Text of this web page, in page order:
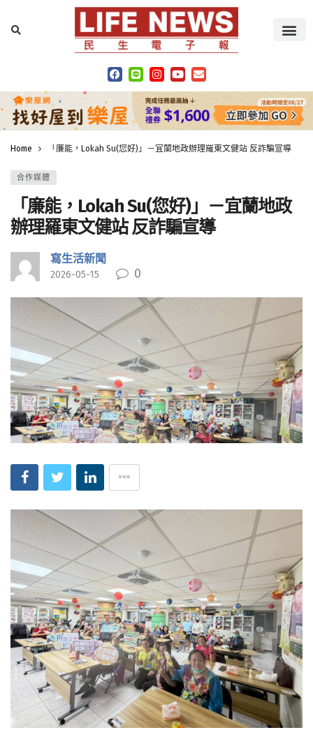
Home 「廉能，Lokah Su(您好)」－宜蘭地政辦理羅東文健站 反詐騙宣導
合作媒體
「廉能，Lokah Su(您好)」－宜蘭地政
辦理羅東文健站 反詐騙宣導
寫生活新聞
2026-05-15 0